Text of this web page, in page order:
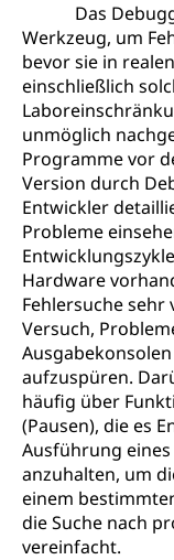
Das
Werkzeug, um
bevor sie in
einschließlich
unmöglich
Programme vor
Version durch
Entwickler
Probleme
Hardware
Fehlersuche
Versuch,
aufzuspüren.
häufig über
(Pausen), die es
Ausführung
anzuhalten, um
einem
die Suche nach
vereinfacht.